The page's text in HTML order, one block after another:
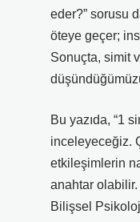
eder?” sorusu
öteye geçer;
Sonuçta, simit
Bu yazıda, “1
inceleyeceğiz.
etkileşimlerin
anahtar olabilir.
Bilişsel